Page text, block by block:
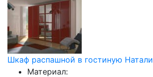
Шкаф распашной в гостиную Натали
Материал: